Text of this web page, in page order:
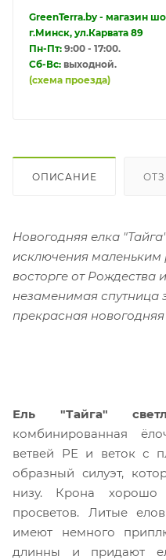
GreenTerra.by - магазин
г.Минск, ул.Карвата 89
Пн-Пт: 9:00 - 17:00.
Сб-Вс: выходной.
(схема проезда)
ОПИСАНИЕ
Новогодняя елка
исключения маленьким
восторге от Рождества
незаменимая спутница
прекрасная новогодняя
Ель "Тайга"
комбинированная
ветвей РЕ и веток с
образный силуэт,
низу. Крона хорошо
просветов. Литые
имеют немного
длинны и придают